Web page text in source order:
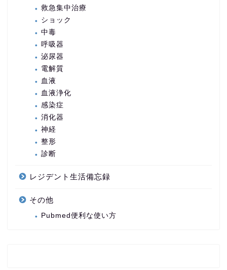
救急集中治療
ショック
中毒
呼吸器
泌尿器
電解質
血液
血液浄化
感染症
消化器
神経
整形
診断
レジデント生活備忘録
その他
Pubmed便利な使い方